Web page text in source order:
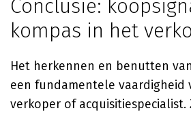
Conclusie:
kompas in het
Het herkennen en benutten
een fundamentele vaardigheid
verkoper of acquisitiespecialist.